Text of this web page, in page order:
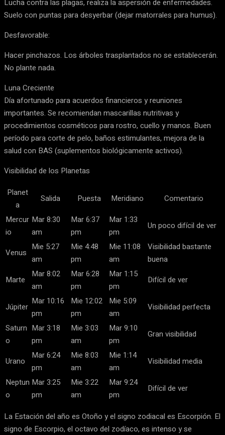
Lucha contra las plagas, realiza la aspersión de enfermedades.
Suelo con puntas para desyerbar (dejar matorrales para humus).
Desfavorable:
Hacer pinchazos. Los árboles trasplantados no se establecerán.
No plante nada.
Luna Creciente
Día afortunado para acuerdos financieros y reuniones
importantes. Se recomiendan mascarillas nutritivas y
procedimientos cosméticos para rostro, cuello y manos. Buen
período para corte de pelo, baños estimulantes, mejora de la
salud con BAS (suplementos biológicamente activos).
Visibilidad de los Planetas
Planet
a
Salida Puesta Meridiano
Comentario
Mercur
io
Mar 8:30
am
Mar 6:37
pm
Mar 1:33
pm
Un poco difícil de ver
Venus
Mie 5:27
am
Mie 4:48
pm
Mie 11:08
am
Visibilidad bastante
buena
Marte
Mar 8:02
am
Mar 6:28
pm
Mar 1:15
pm
Difícil de ver
Júpiter
Mar 10:16
pm
Mie 12:02
pm
Mie 5:09
am
Visibilidad perfecta
Saturn
o
Mar 3:18
pm
Mie 3:03
am
Mar 9:10
pm
Gran visibilidad
Urano
Mar 6:24
pm
Mie 8:03
am
Mie 1:14
am
Visibilidad media
Neptun
o
Mar 3:25
pm
Mie 3:22
am
Mar 9:24
pm
Difícil de ver
La Estación del año es Otoño y el signo zodiacal es Escorpión. El
signo de Escorpio, el octavo del zodíaco, es intenso y se